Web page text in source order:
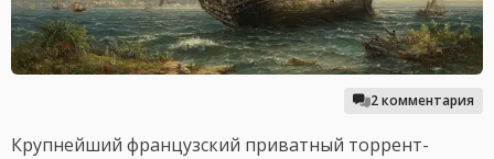
2 комментария
Крупнейший французский приватный торрент-